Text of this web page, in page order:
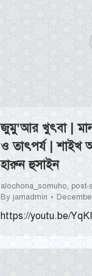
জুমু’আর খুৎবা |
ও তাৎপর্য | শাইখ
হারুন হুসাইন
alochona_somuho, post-
By jamadmin
https://youtu.be/